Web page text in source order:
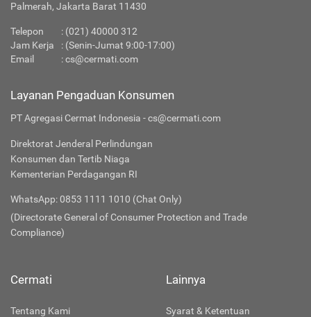
Palmerah, Jakarta Barat 11430
Telepon : (021) 40000 312
Jam Kerja
: (Senin-Jumat 9:00-17:00)
Email
:cs@cermati.com
Layanan Pengaduan Konsumen
PT Agregasi Cermat Indonesia - cs@cermati.com
Direktorat Jenderal Perlindungan
Konsumen dan Tertib Niaga
Kementerian Perdagangan RI
WhatsApp: 0853 1111 1010 (Chat Only)
(Directorate General of Consumer Protection and Trade
Compliance)
Cermati
Tentang Kami
Lainnya
Syarat & Ketentuan